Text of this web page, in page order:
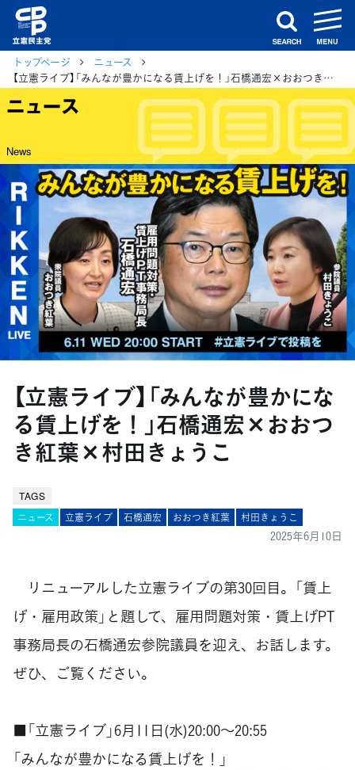
search
トップページ
ニュース
【立憲ライブ】「みんなが豊かになる賃上げを！」石橋通宏×おおつき紅葉×村田きょうこ
ニュース
News
【立憲ライブ】「みんなが豊かにな
る賃上げを！」石橋通宏×おおつ
き紅葉×村田きょうこ
TAGS
ニュース 立憲ライブ 石橋通宏 おおつき紅葉 村田きょうこ
2025年6月10日
リニューアルした立憲ライブの第30回目。「賃上
げ・雇用政策」と題して、雇用問題対策・賃上げPT
事務局長の石橋通宏参院議員を迎え、お話します。
ぜひ、ご覧ください。
■「立憲ライブ」6月11日(水)20:00～20:55
「みんなが豊かになる賃上げを！」